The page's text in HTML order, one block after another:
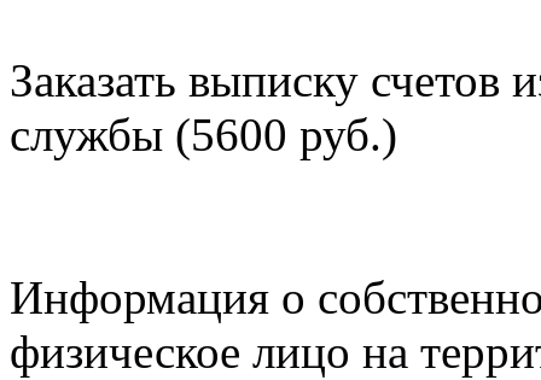
Заказать выписку счетов
службы (5600 руб.)
Информация о
физическое лицо на